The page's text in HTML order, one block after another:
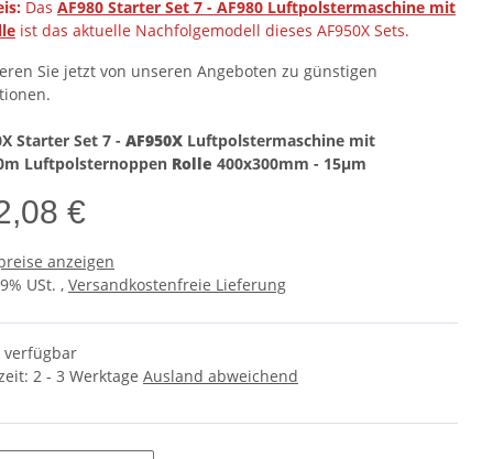
Das AF980 Starter Set 7 - AF980 Luftpolstermaschine mit
ist das aktuelle Nachfolgemodell dieses AF950X Sets.
Sie jetzt von unseren Angeboten zu günstigen
Starter Set 7 - AF950X Luftpolstermaschine mit
Luftpolsternoppen Rolle 400x300mm - 15µm
€
anzeigen
USt. , Versandkostenfreie Lieferung
verfügbar
2 - 3 Werktage Ausland abweichend